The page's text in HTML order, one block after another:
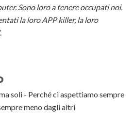
Sono loro a tenere occupati noi.
la loro APP killer, la loro
soli - Perché ci aspettiamo sempre
meno dagli altri